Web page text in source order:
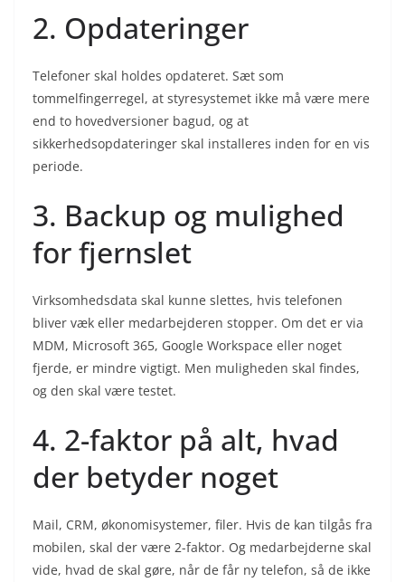
2. Opdateringer
Telefoner skal holdes opdateret. Sæt som
tommelfingerregel, at styresystemet ikke må være mere
end to hovedversioner bagud, og at
sikkerhedsopdateringer skal installeres inden for en vis
periode.
3. Backup og mulighed
for fjernslet
Virksomhedsdata skal kunne slettes, hvis telefonen
bliver væk eller medarbejderen stopper. Om det er via
MDM, Microsoft 365, Google Workspace eller noget
fjerde, er mindre vigtigt. Men muligheden skal findes,
og den skal være testet.
4. 2-faktor på alt, hvad
der betyder noget
Mail, CRM, økonomisystemer, filer. Hvis de kan tilgås fra
mobilen, skal der være 2-faktor. Og medarbejderne skal
vide, hvad de skal gøre, når de får ny telefon, så de ikke